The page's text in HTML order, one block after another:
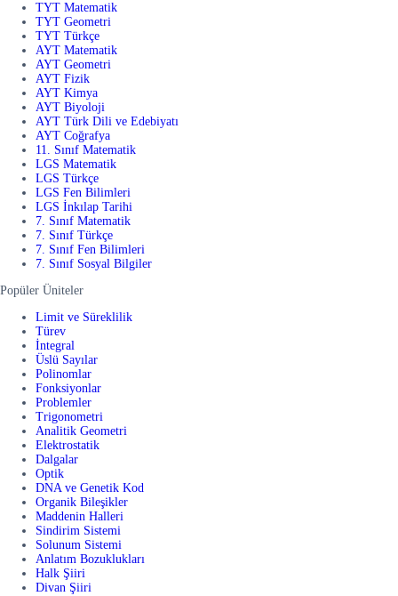
TYT Matematik
TYT Geometri
TYT Türkçe
AYT Matematik
AYT Geometri
AYT Fizik
AYT Kimya
AYT Biyoloji
AYT Türk Dili ve Edebiyatı
AYT Coğrafya
11. Sınıf Matematik
LGS Matematik
LGS Türkçe
LGS Fen Bilimleri
LGS İnkılap Tarihi
7. Sınıf Matematik
7. Sınıf Türkçe
7. Sınıf Fen Bilimleri
7. Sınıf Sosyal Bilgiler
Popüler Üniteler
Limit ve Süreklilik
Türev
İntegral
Üslü Sayılar
Polinomlar
Fonksiyonlar
Problemler
Trigonometri
Analitik Geometri
Elektrostatik
Dalgalar
Optik
DNA ve Genetik Kod
Organik Bileşikler
Maddenin Halleri
Sindirim Sistemi
Solunum Sistemi
Anlatım Bozuklukları
Halk Şiiri
Divan Şiiri